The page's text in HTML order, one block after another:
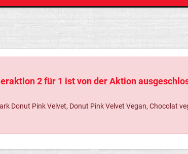
2 für 1 ist von der Aktion
Donut Pink Velvet, Donut Pink Velvet Vegan, Chocolat